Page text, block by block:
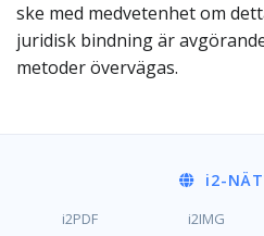
ske med medvetenhet om
juridisk bindning är
metoder övervägas.
i2-
i2PDF i2IMG